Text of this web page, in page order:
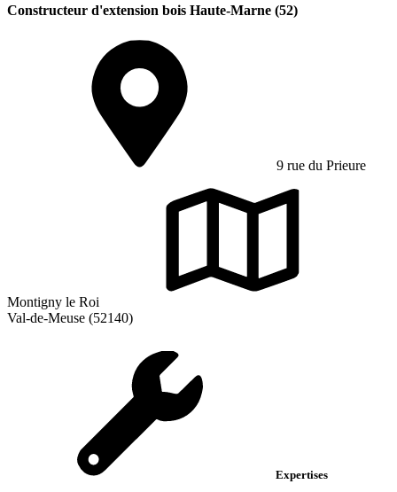
Constructeur d'extension bois Haute-Marne (52)
9 rue du Prieure
Montigny le Roi
Val-de-Meuse (52140)
Expertises